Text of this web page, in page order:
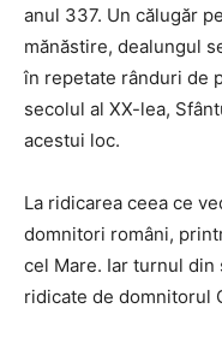
anul 337. Un călugăr
mănăstire, dealungul
în repetate rânduri de
secolul al XX-lea,
acestui loc.
La ridicarea ceea ce
domnitori români,
cel Mare. Iar turnul
ridicate de domnitorul